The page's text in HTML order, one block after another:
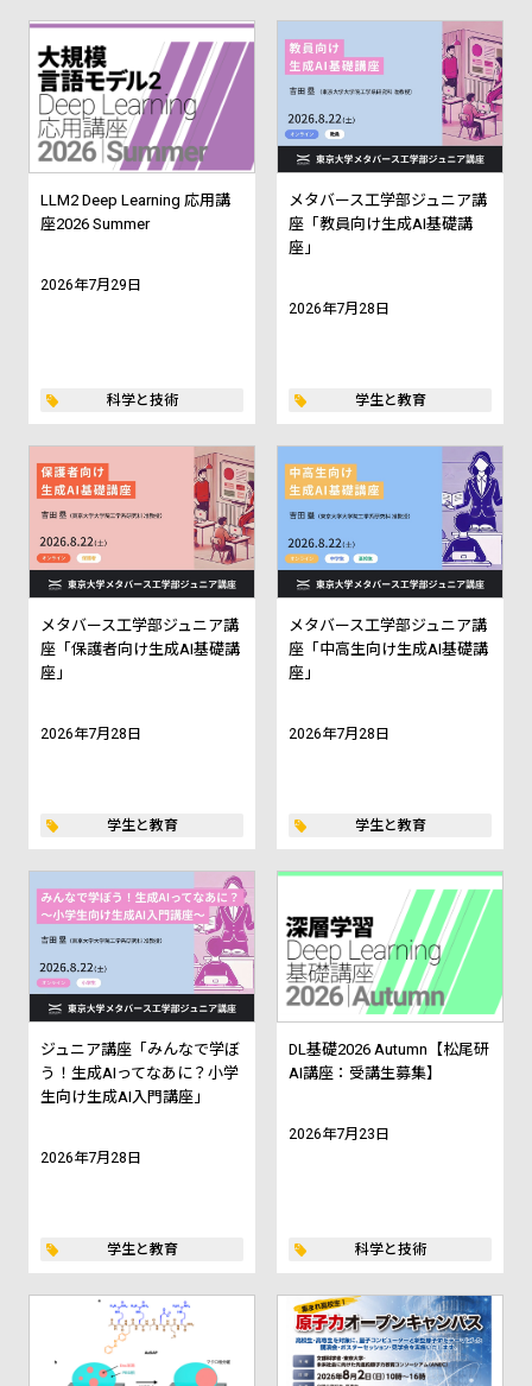
LLM2 Deep Learning 応用講
座2026 Summer
2026年7月29日
科学と技術
メタバース工学部ジュニア講
座「教員向け生成AI基礎講
座」
2026年7月28日
学生と教育
メタバース工学部ジュニア講
座「保護者向け生成AI基礎講
座」
2026年7月28日
学生と教育
メタバース工学部ジュニア講
座「中高生向け生成AI基礎講
座」
2026年7月28日
学生と教育
ジュニア講座「みんなで学ぼ
う！生成AIってなあに？小学
生向け生成AI入門講座」
2026年7月28日
学生と教育
DL基礎2026 Autumn【松尾研
AI講座：受講生募集】
2026年7月23日
科学と技術